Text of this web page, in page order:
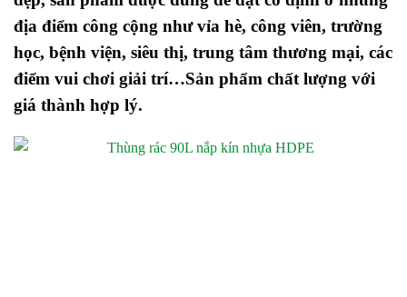
địa điểm công cộng như vỉa hè, công viên, trường
học, bệnh viện, siêu thị, trung tâm thương mại, các
điểm vui chơi giải trí…Sản phẩm chất lượng với
giá thành hợp lý.